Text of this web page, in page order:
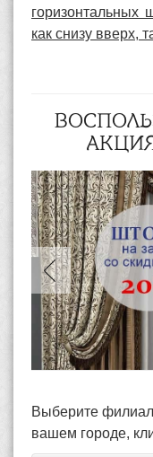
горизонтальных
как снизу вверх,
Выберите
вашем городе,